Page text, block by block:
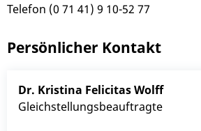
Telefon (0 71 41) 9 10-52 77
Persönlicher Kontakt
Dr. Kristina FelicitasWolff
Gleichstellungsbeauftragte